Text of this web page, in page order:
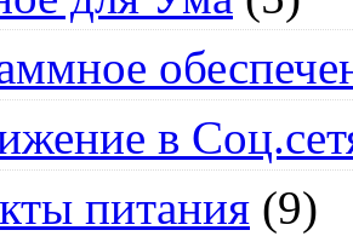
в
питания (9)